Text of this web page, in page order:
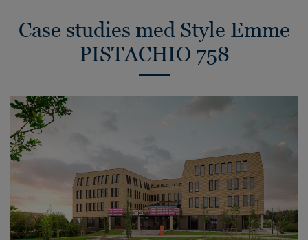
Case studies med Style Emme
PISTACHIO 758